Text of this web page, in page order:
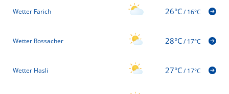
Wetter Färich 26°C/16°C
Wetter Rossacher 28°C/17°C
Wetter Hasli 27°C/17°C